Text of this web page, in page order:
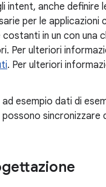
intent, anche definire
per le
in un con una
Per ulteriori
. Per ulteriori
esempio dati di
sincronizzare